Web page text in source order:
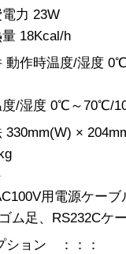
力 23W
18Kcal/h
動作時温度/湿度
度/湿度 0℃～70℃/
330mm(W) ×
用電源ケー
ム足、RS232Cケ
ション ：：：